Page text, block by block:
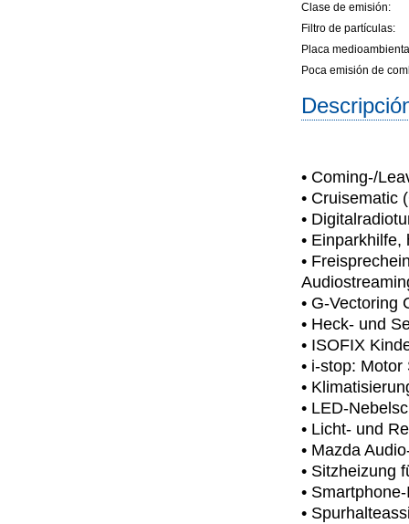
Clase de emisión:
Filtro de partículas:
Placa
Poca emisión de
• Coming-/
• Cruisematic
•
• Einparkhilfe,
•
• G-Vectoring
• Heck- und
• ISOFIX
• i-stop:
•
• LED-
• Licht- und
• Mazda
• Sitzheizung
•
•